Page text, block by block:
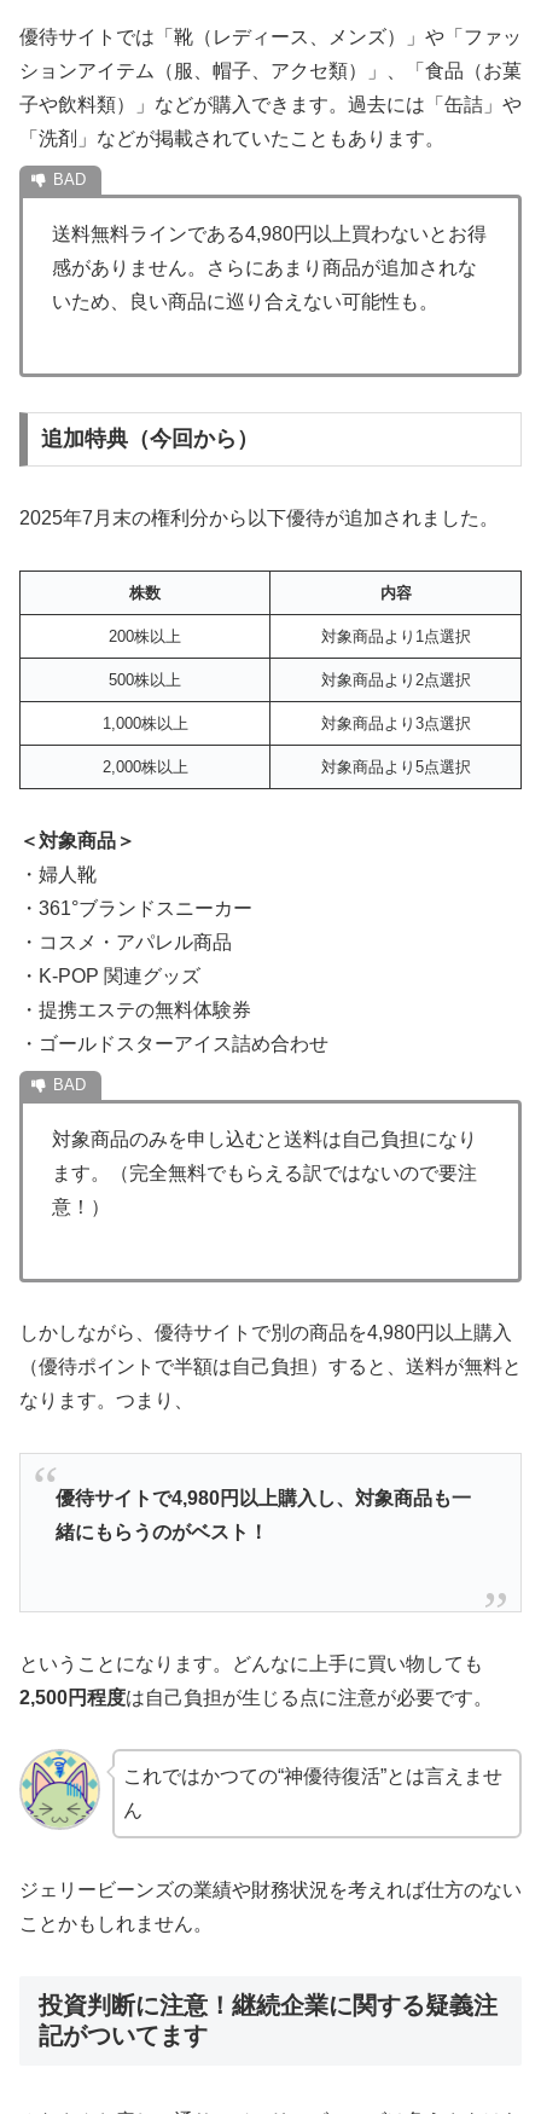
優待サイトでは「靴（レディース、メンズ）」や「ファッ
ションアイテム（服、帽子、アクセ類）」、「食品（お菓
子や飲料類）」などが購入できます。過去には「缶詰」や
「洗剤」などが掲載されていたこともあります。
送料無料ラインである4,980円以上買わないとお得
感がありません。さらにあまり商品が追加されな
いため、良い商品に巡り合えない可能性も。
追加特典（今回から）
2025年7月末の権利分から以下優待が追加されました。
株数 内容
200株以上 対象商品より1点選択
500株以上 対象商品より2点選択
1,000株以上 対象商品より3点選択
2,000株以上 対象商品より5点選択
＜対象商品＞
・婦人靴
・361°ブランドスニーカー
・コスメ・アパレル商品
・K-POP 関連グッズ
・提携エステの無料体験券
・ゴールドスターアイス詰め合わせ
対象商品のみを申し込むと送料は自己負担になり
ます。（完全無料でもらえる訳ではないので要注
意！）
しかしながら、優待サイトで別の商品を4,980円以上購入
（優待ポイントで半額は自己負担）すると、送料が無料と
なります。つまり、
優待サイトで4,980円以上購入し、対象商品も一
緒にもらうのがベスト！
ということになります。どんなに上手に買い物しても
2,500円程度は自己負担が生じる点に注意が必要です。
これではかつての“神優待復活”とは言えませ
ん
ジェリービーンズの業績や財務状況を考えれば仕方のない
ことかもしれません。
投資判断に注意！継続企業に関する疑義注
記がついてます